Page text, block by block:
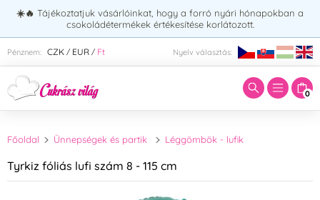
☀️🔥 Tájékoztatjuk vásárlóinkat, hogy a forró nyári hónapokban a
csokoládétermékek értékesítése korlátozott.
Pénznem: CZK / EUR / Ft Nyelv választás:
0
Adja meg a keresett kifejezést:
Főoldal Ünnepségek és partik Léggömbök - lufik
Tyrkiz fóliás lufi szám 8 - 115 cm